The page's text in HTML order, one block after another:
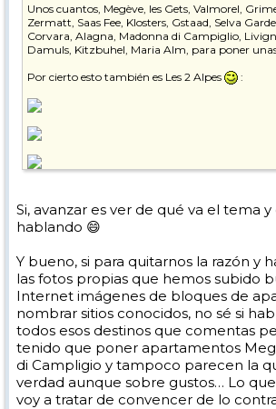
Unos cuantos, Megève, les Gets, Valmorel,
Zermatt, Saas Fee, Klosters, Gstaad, Selva
Corvara, Alagna, Madonna di Campiglio,
Damuls, Kitzbuhel, Maria Alm, para poner
Por cierto esto también es Les 2 Alpes
:
Si, avanzar es ver de qué va el tema
hablando 😄
Y bueno, si para quitarnos la razón y
las fotos propias que hemos subido
Internet imágenes de bloques de
nombrar sitios conocidos, no sé si
todos esos destinos que comentas
tenido que poner apartamentos
di Campligio y tampoco parecen la
verdad aunque sobre gustos… Lo
voy a tratar de convencer de lo